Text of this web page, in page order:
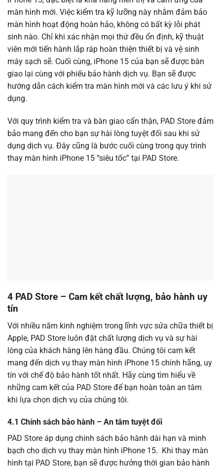
màn hình mới. Việc kiểm tra kỹ lưỡng này nhằm đảm bảo
màn hình hoạt động hoàn hảo, không có bất kỳ lỗi phát
sinh nào. Chỉ khi xác nhận mọi thứ đều ổn định, kỹ thuật
viên mới tiến hành lắp ráp hoàn thiện thiết bị và vệ sinh
máy sạch sẽ. Cuối cùng, iPhone 15 của bạn sẽ được bàn
giao lại cùng với phiếu bảo hành dịch vụ. Bạn sẽ được
hướng dẫn cách kiểm tra màn hình mới và các lưu ý khi sử
dụng.
Với quy trình kiểm tra và bàn giao cẩn thận, PAD Store đảm
bảo mang đến cho bạn sự hài lòng tuyệt đối sau khi sử
dụng dịch vụ. Đây cũng là bước cuối cùng trong quy trình
thay màn hình iPhone 15 “siêu tốc” tại PAD Store.
4 PAD Store – Cam kết chất lượng, bảo hành uy
tín
Với nhiều năm kinh nghiệm trong lĩnh vực sửa chữa thiết bị
Apple, PAD Store luôn đặt chất lượng dịch vụ và sự hài
lòng của khách hàng lên hàng đầu. Chúng tôi cam kết
mang đến dịch vụ thay màn hình iPhone 15 chính hãng, uy
tín với chế độ bảo hành tốt nhất. Hãy cùng tìm hiểu về
những cam kết của PAD Store để bạn hoàn toàn an tâm
khi lựa chọn dịch vụ của chúng tôi.
4.1 Chính sách bảo hành – An tâm tuyệt đối
PAD Store áp dụng chính sách bảo hành dài hạn và minh
bạch cho dịch vụ thay màn hình iPhone 15. Khi thay màn
hình tại PAD Store, bạn sẽ được hưởng thời gian bảo hành